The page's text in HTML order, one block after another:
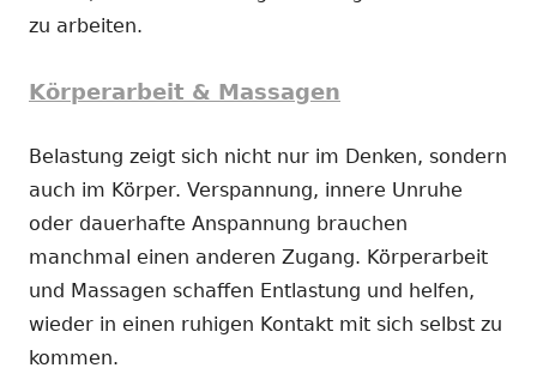
zu arbeiten.
Körperarbeit & Massagen
Belastung zeigt sich nicht nur im Denken, sondern
auch im Körper. Verspannung, innere Unruhe
oder dauerhafte Anspannung brauchen
manchmal einen anderen Zugang. Körperarbeit
und Massagen schaffen Entlastung und helfen,
wieder in einen ruhigen Kontakt mit sich selbst zu
kommen.